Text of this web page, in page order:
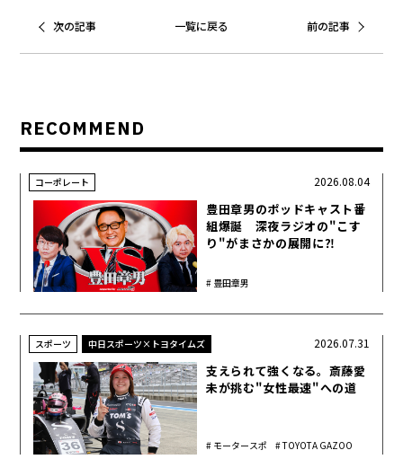
次の記事 一覧に戻る 前の記事
RECOMMEND
コーポレート
豊田章男のポッドキャスト番
組爆誕 深夜ラジオの"こす
り"がまさかの展開に⁈
豊田章男
2026.08.04
スポーツ 中日スポーツ×トヨタイムズ
支えられて強くなる。斎藤愛
未が挑む"女性最速"への道
モータースポ
TOYOTA GAZOO
2026.07.31